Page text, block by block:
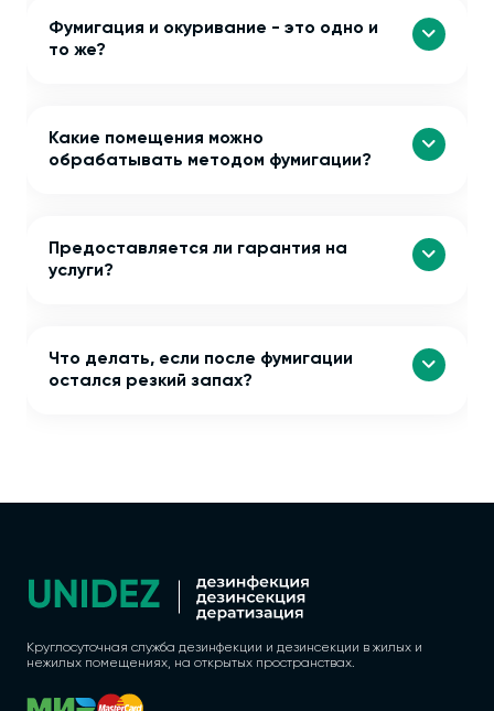
Фумигация и окуривание - это одно и
то же?
Какие помещения можно
обрабатывать методом фумигации?
Предоставляется ли гарантия на
услуги?
Что делать, если после фумигации
остался резкий запах?
Круглосуточная служба дезинфекции и дезинсекции в жилых и
нежилых помещениях, на открытых пространствах.